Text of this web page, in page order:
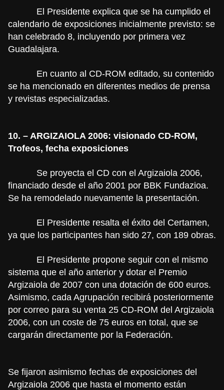
El Presidente explica que se ha cumplido el
calendario de exposiciones inicialmente previsto: se
han celebrado 8, incluyendo por primera vez
Guadalajara.
En cuanto al CD-ROM editado, su contenido
se ha mencionado en diferentes medios de prensa
y revistas especializadas.
10. – ARGIZAIOLA 2006: visionado CD-ROM,
Trofeos, fecha exposiciones
Se proyecta el CD con el Argizaiola 2006,
financiado desde el año 2001 por BBK Fundazioa.
Se ha remodelado nuevamente la presentación.
El Presidente resalta el éxito del Certamen,
ya que los participantes han sido 27, con 189 obras.
El Presidente propone seguir con el mismo
sistema que el año anterior y dotar el Premio
Argizaiola de 2007 con una dotación de 600 euros.
Asimismo, cada Agrupación recibirá posteriormente
por correo para su venta 25 CD-ROM del Argizaiola
2006, con un coste de 75 euros en total, que se
cargarán directamente por la Federación.
Se fijaron asimismo fechas de exposiciones del
Argizaiola 2006 que hasta el momento están